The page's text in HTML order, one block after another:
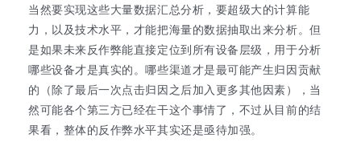
实
分
当然要实现这些大量数据汇总分析，要超级大的计算能
力，以及技术水平，才能把海量的数据抽取出来分析。但
是如果未来反作弊能直接定位到所有设备层级，用于分析
哪些设备才是真实的。哪些渠道才是最可能产生归因贡献
的（除了最后一次点击归因之后加入更多其他因素），当
然可能各个第三方已经在干这个事情了，不过从目前的结
果看，整体的反作弊水平其实还是亟待加强。